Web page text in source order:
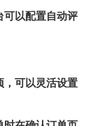
可以配置自动评
，可以灵活设置